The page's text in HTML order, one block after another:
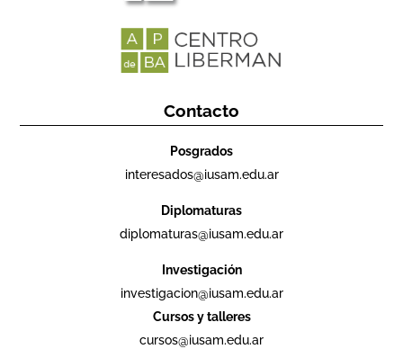
Contacto
Posgrados
interesados@iusam.edu.ar
Diplomaturas
diplomaturas@iusam.edu.ar
Investigación
investigacion@iusam.edu.ar
Cursos y talleres
cursos@iusam.edu.ar